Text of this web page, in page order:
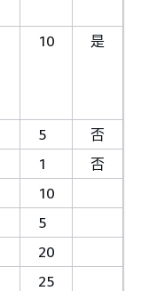
10 是
5
否
1
否
10
5
20
25